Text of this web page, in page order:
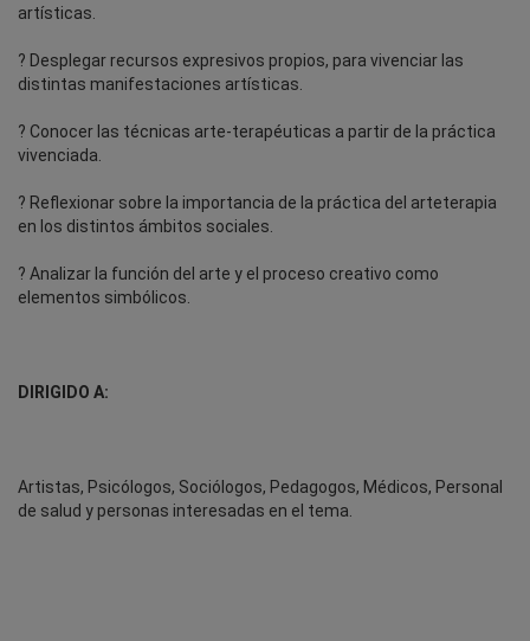
artísticas.
? Desplegar recursos expresivos propios, para vivenciar las
distintas manifestaciones artísticas.
? Conocer las técnicas arte-terapéuticas a partir de la práctica
vivenciada.
? Reflexionar sobre la importancia de la práctica del arteterapia
en los distintos ámbitos sociales.
? Analizar la función del arte y el proceso creativo como
elementos simbólicos.
DIRIGIDO A:
Artistas, Psicólogos, Sociólogos, Pedagogos, Médicos, Personal
de salud y personas interesadas en el tema.